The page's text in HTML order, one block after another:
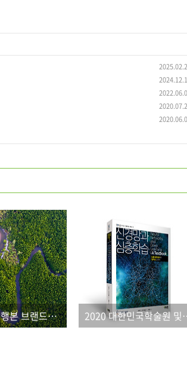
제이펍의 단행본 브랜드를 소개합니다! 2020 대한민국